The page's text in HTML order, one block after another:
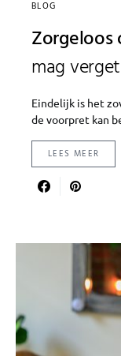
BLOG
Zorgeloos
mag
Eindelijk is het
de voorpret kan
LEES MEER